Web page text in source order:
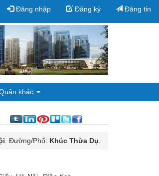
Đăng nhập Đăng ký Đăng tin
khác
. Đường/Phố: Khúc Thừa Dụ